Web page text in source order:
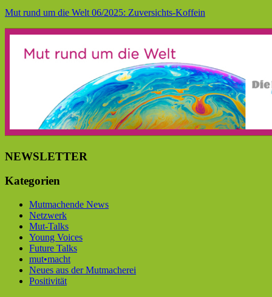
Mut rund um die Welt 06/2025: Zuversichts-Koffein
NEWSLETTER
Kategorien
Mutmachende News
Netzwerk
Mut-Talks
Young Voices
Future Talks
mut•macht
Neues aus der Mutmacherei
Positivität